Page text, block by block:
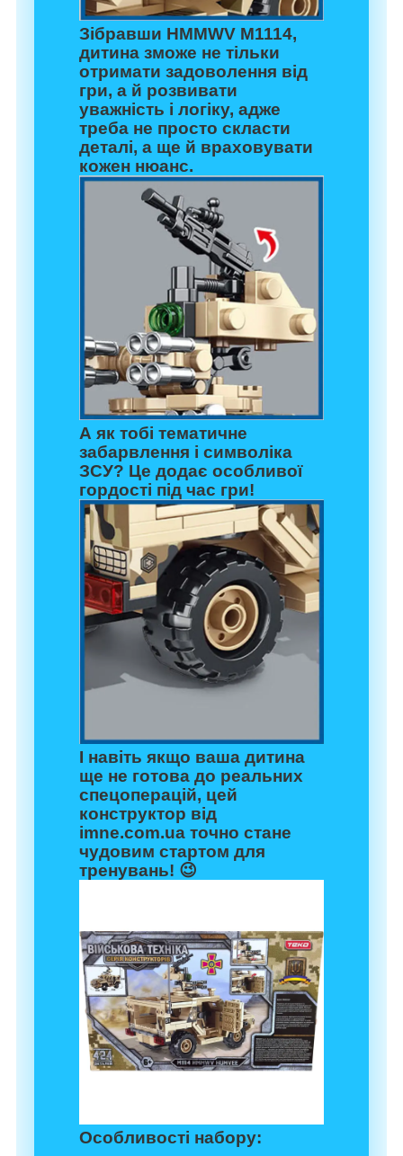
Зібравши HMMWV M1114,
дитина зможе не тільки
отримати задоволення від
гри, а й розвивати
уважність і логіку, адже
треба не просто скласти
деталі, а ще й враховувати
кожен нюанс.
А як тобі тематичне
забарвлення і символіка
ЗСУ? Це додає особливої
гордості під час гри!
І навіть якщо ваша дитина
ще не готова до реальних
спецоперацій, цей
конструктор від
imne.com.ua точно стане
чудовим стартом для
тренувань! 😉
Особливості набору: